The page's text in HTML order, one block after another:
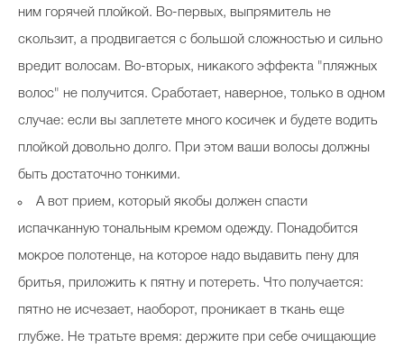
ним горячей плойкой. Во-первых, выпрямитель не
скользит, а продвигается с большой сложностью и сильно
вредит волосам. Во-вторых, никакого эффекта "пляжных
волос" не получится. Сработает, наверное, только в одном
случае: если вы заплетете много косичек и будете водить
плойкой довольно долго. При этом ваши волосы должны
быть достаточно тонкими.
А вот прием, который якобы должен спасти
испачканную тональным кремом одежду. Понадобится
мокрое полотенце, на которое надо выдавить пену для
бритья, приложить к пятну и потереть. Что получается:
пятно не исчезает, наоборот, проникает в ткань еще
глубже. Не тратьте время: держите при себе очищающие